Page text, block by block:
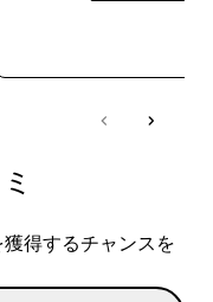
得するチャンスを